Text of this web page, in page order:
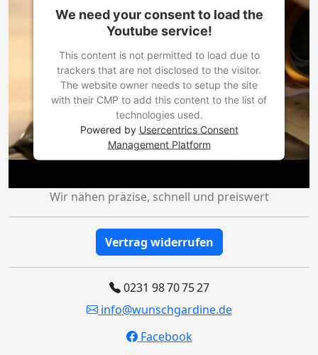
We need your consent to load the
Youtube service!
This content is not permitted to load due to
trackers that are not disclosed to the visitor.
The website owner needs to setup the site
with their CMP to add this content to the list of
technologies used.
Powered by Usercentrics Consent
Management Platform
Wir nähen präzise, schnell und preiswert
Vertrag widerrufen
0231 98 70 75 27
info@wunschgardine.de
Facebook